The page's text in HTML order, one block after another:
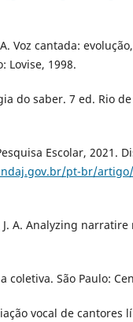
A. Voz cantada:
Lovise, 1998.
do saber. 7 ed. Rio
Escolar, 2021.
pt-br/
J. A. Analyzing
coletiva. São Paulo:
vocal de cantores